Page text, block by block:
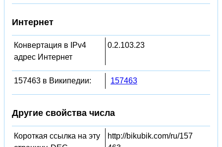
Интернет
Конвертация в IPv4
адрес Интернет
0.2.103.23
157463 в Википедии: 157463
Другие свойства числа
Короткая ссылка на эту
http://bikubik.com/ru/157